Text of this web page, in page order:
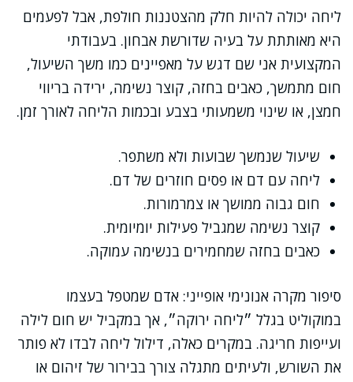
ליחה יכולה להיות חלק מהצטננות חולפת, אבל לפעמים
היא מאותתת על בעיה שדורשת אבחון. בעבודתי
המקצועית אני שם דגש על מאפיינים כמו משך השיעול,
חום מתמשך, כאבים בחזה, קוצר נשימה, ירידה בריווי
חמצן, או שינוי משמעותי בצבע ובכמות הליחה לאורך זמן.
שיעול שנמשך שבועות ולא משתפר.
ליחה עם דם או פסים חוזרים של דם.
חום גבוה ממושך או צמרמורות.
קוצר נשימה שמגביל פעילות יומיומית.
כאבים בחזה שמחמירים בנשימה עמוקה.
סיפור מקרה אנונימי אופייני: אדם שמטפל בעצמו
במוקוליט בגלל ״ליחה ירוקה״, אך במקביל יש חום לילה
ועייפות חריגה. במקרים כאלה, דילול ליחה לבדו לא פותר
את השורש, ולעיתים מתגלה צורך בבירור של זיהום או